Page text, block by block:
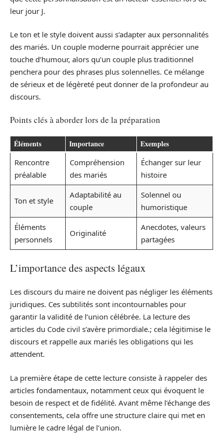
leur jour J.
Le ton et le style doivent aussi s’adapter aux personnalités
des mariés. Un couple moderne pourrait apprécier une
touche d’humour, alors qu’un couple plus traditionnel
penchera pour des phrases plus solennelles. Ce mélange
de sérieux et de légèreté peut donner de la profondeur au
discours.
Points clés à aborder lors de la préparation
Éléments Importance Exemples
Rencontre
préalable
Compréhension
des mariés
Échanger sur leur
histoire
Ton et style
Adaptabilité au
couple
Solennel ou
humoristique
Éléments
personnels
Originalité
Anecdotes, valeurs
partagées
L’importance des aspects légaux
Les discours du maire ne doivent pas négliger les éléments
juridiques. Ces subtilités sont incontournables pour
garantir la validité de l’union célébrée. La lecture des
articles du Code civil s’avère primordiale.; cela légitimise le
discours et rappelle aux mariés les obligations qui les
attendent.
La première étape de cette lecture consiste à rappeler des
articles fondamentaux, notamment ceux qui évoquent le
besoin de respect et de fidélité. Avant même l’échange des
consentements, cela offre une structure claire qui met en
lumière le cadre légal de l’union.